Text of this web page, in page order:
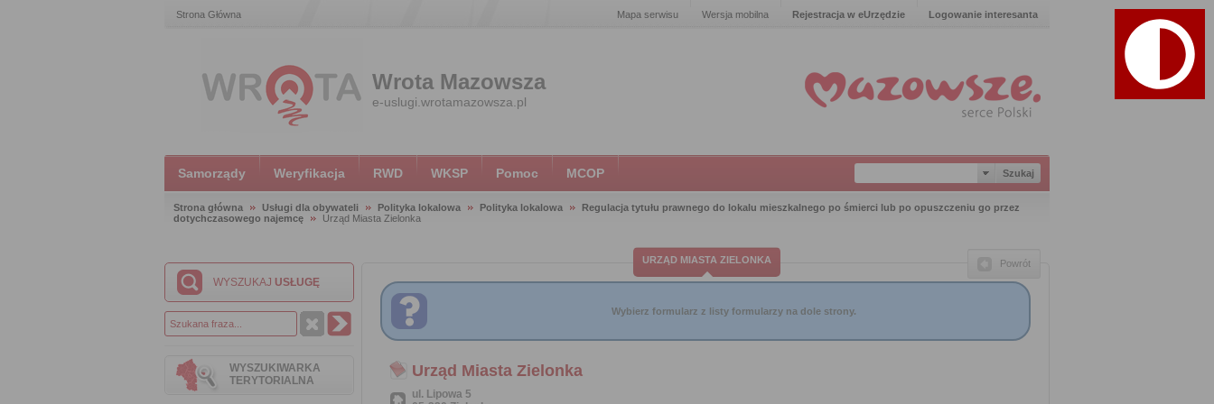
Strona Główna Mapa serwisu Wersja mobilna Rejestracja w eUrzędzie Logowanie interesanta
Wrota Mazowsza
e-uslugi.wrotamazowsza.pl
Samorządy Weryfikacja RWD WKSP Pomoc MCOP
Strona główna Usługi dla obywateli Polityka lokalowa Polityka lokalowa
Regulacja tytułu prawnego do lokalu mieszkalnego po śmierci lub po opuszczeniu go przez
dotychczasowego najemcę
Urząd Miasta Zielonka
WYSZUKAJ USŁUGĘ
WYSZUKIWARKA
TERYTORIALNA
URZĄD MIASTA ZIELONKA Powrót
Wybierz formularz z listy formularzy na dole strony.
Urząd Miasta Zielonka
ul. Lipowa 5